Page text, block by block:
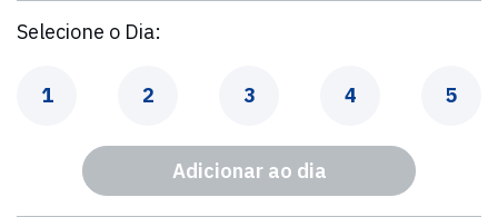
Selecione o Dia:
Dia
1 Dia
2 Dia
3 Dia
4 Dia
5
Adicionar ao dia